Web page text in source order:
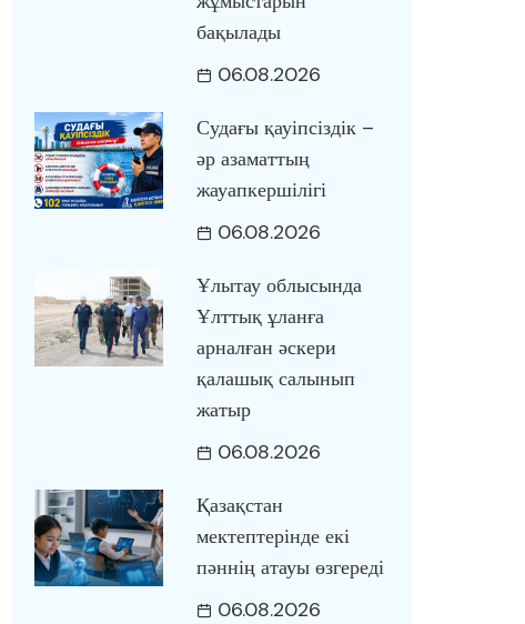
бақылады
06.08.2026
Судағы қауіпсіздік –
әр азаматтың
жауапкершілігі
06.08.2026
Ұлытау облысында
Ұлттық ұланға
арналған әскери
қалашық салынып
жатыр
06.08.2026
Қазақстан
мектептерінде екі
пәннің атауы өзгереді
06.08.2026